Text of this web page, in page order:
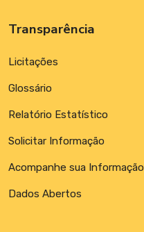
Transparência
Licitações
Glossário
Relatório Estatístico
Solicitar Informação
Acompanhe sua Informação
Dados Abertos